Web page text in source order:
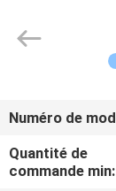
PRODUITS
Fournisseur.
Copyright
opticcables.com.
Reserved.
Numéro de
Quantité de
commande min: